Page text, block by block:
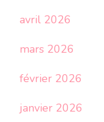
avril 2026
mars 2026
février 2026
janvier 2026